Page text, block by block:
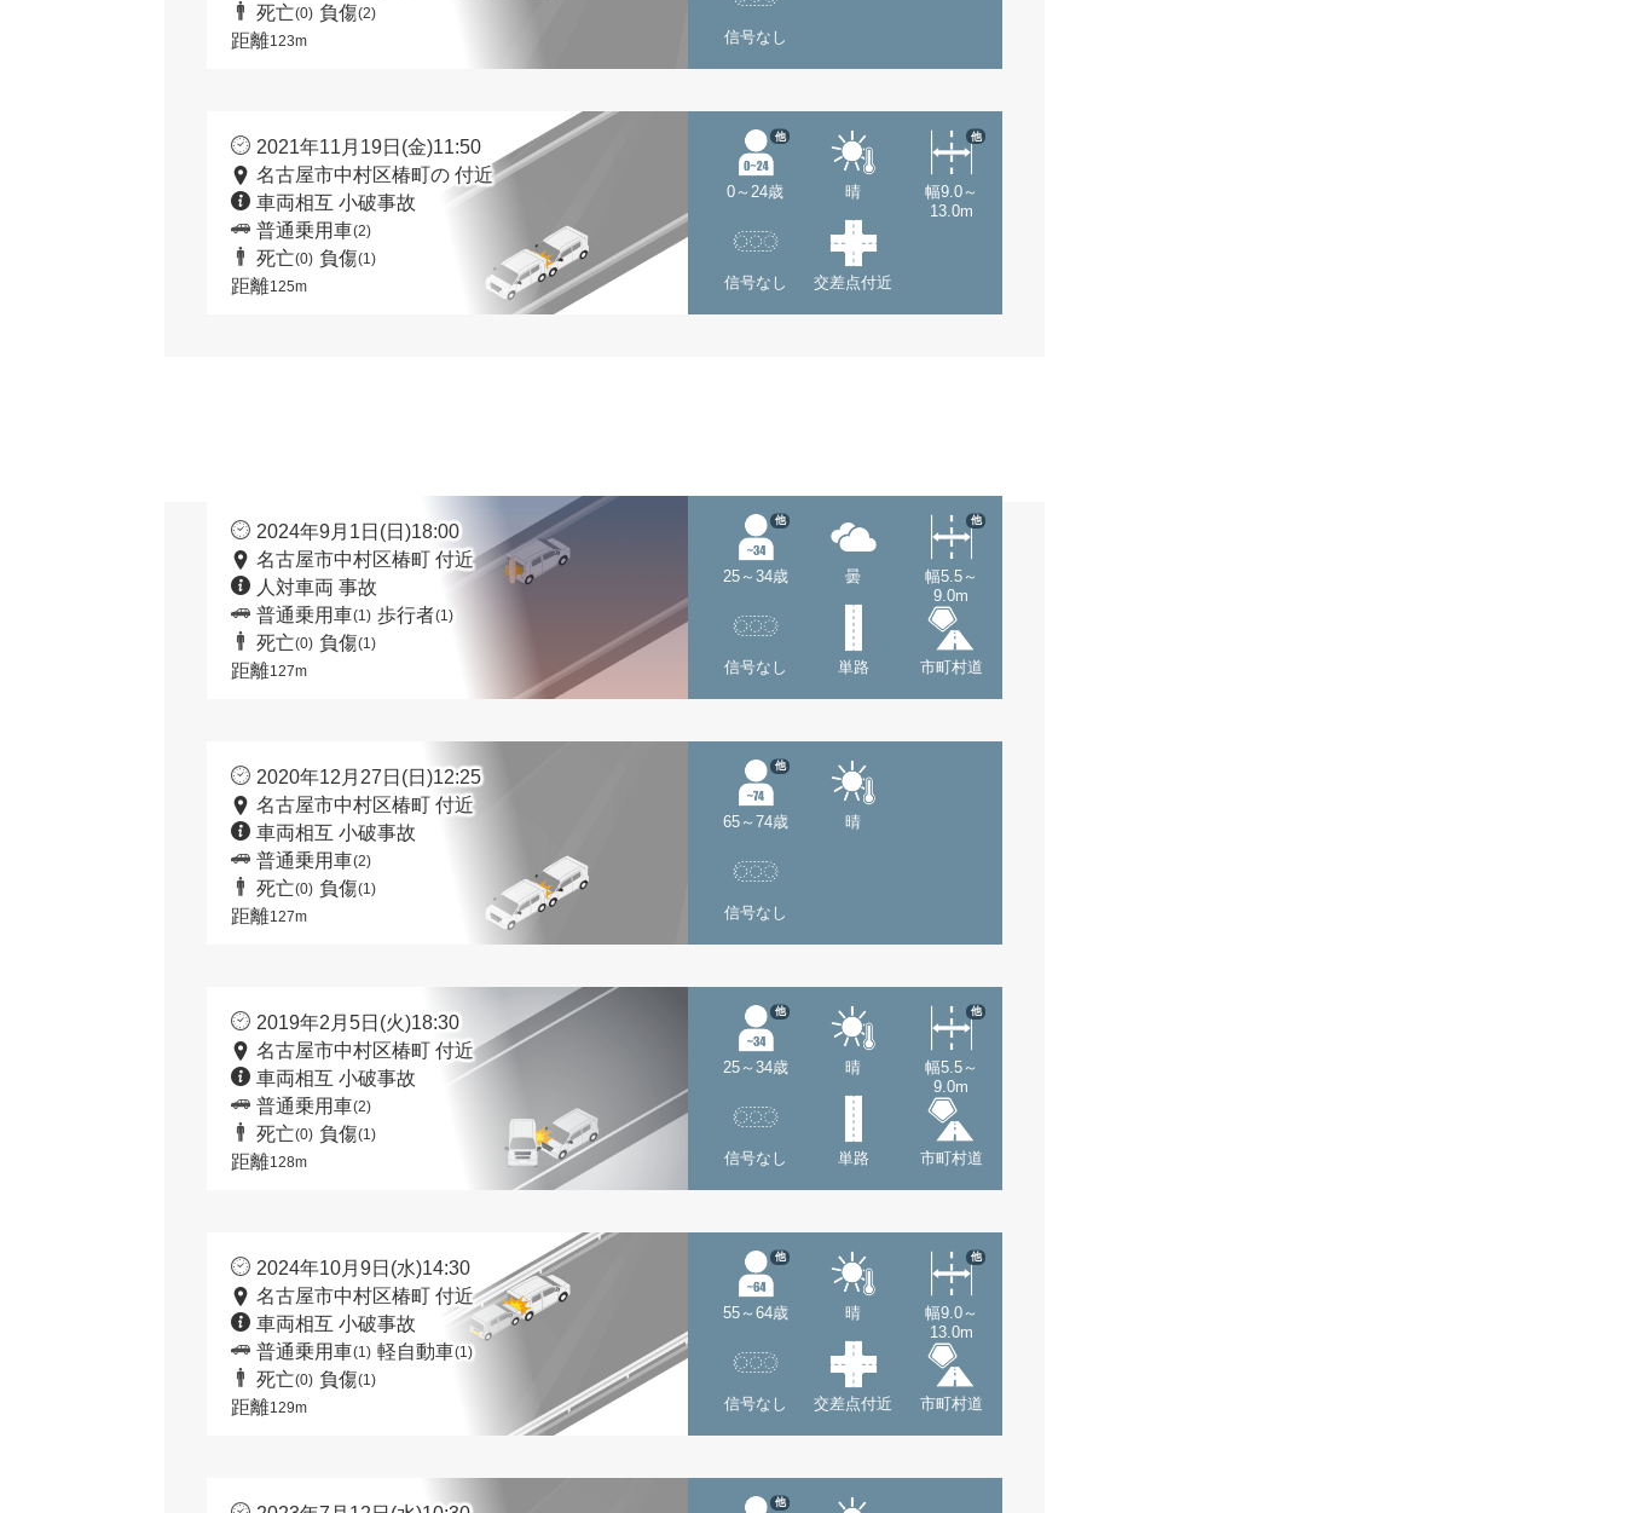
死亡(0) 負傷(2)
距離123m 信号なし
2021年11月19日(金)11:50
名古屋市中村区椿町の 付近
車両相互 小破事故
普通乗用車(2)
死亡(0) 負傷(1)
距離125m
0～24歳
他
晴
幅9.0～
13.0m
他
信号なし 交差点付近
2024年9月1日(日)18:00
名古屋市中村区椿町 付近
人対車両 事故
普通乗用車(1) 歩行者(1)
死亡(0) 負傷(1)
距離127m
25～34歳
他
曇
幅5.5～
9.0m
他
信号なし 単路 市町村道
2020年12月27日(日)12:25
名古屋市中村区椿町 付近
車両相互 小破事故
普通乗用車(2)
死亡(0) 負傷(1)
距離127m
65～74歳
他
晴
信号なし
2019年2月5日(火)18:30
名古屋市中村区椿町 付近
車両相互 小破事故
普通乗用車(2)
死亡(0) 負傷(1)
距離128m
25～34歳
他
晴
幅5.5～
9.0m
他
信号なし 単路 市町村道
2024年10月9日(水)14:30
名古屋市中村区椿町 付近
車両相互 小破事故
普通乗用車(1) 軽自動車(1)
死亡(0) 負傷(1)
距離129m
55～64歳
他
晴
幅9.0～
13.0m
他
信号なし 交差点付近 市町村道
他